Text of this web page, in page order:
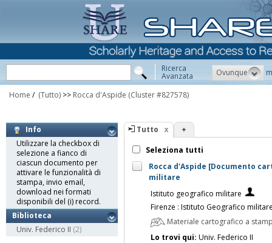
Ricerca
Avanzata Ovunque
Home / (Tutto) >> Rocca d'Aspide (Cluster #827578)
Info
Utilizzare la checkbox di
selezione a fianco di
ciascun documento per
attivare le funzionalità di
stampa, invio email,
download nei formati
disponibili del (i) record.
Biblioteca
Univ. Federico II (2)
Tutto +
Seleziona tutti
Rocca d'Aspide [Documento
militare
Istituto geografico militare
Firenze : Istituto Geografico
Materiale cartografico a
Lo trovi qui: Univ. Federico II